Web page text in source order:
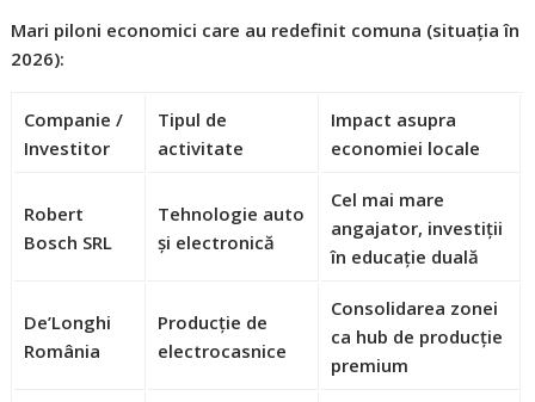
Mari piloni economici care au redefinit comuna (situația în
2026):
Companie /
Investitor
Tipul de
activitate
Impact asupra
economiei locale
Robert
Bosch SRL
Tehnologie auto
și electronică
Cel mai mare
angajator, investiții
în educație duală
De’Longhi
România
Producție de
electrocasnice
Consolidarea zonei
ca hub de producție
premium